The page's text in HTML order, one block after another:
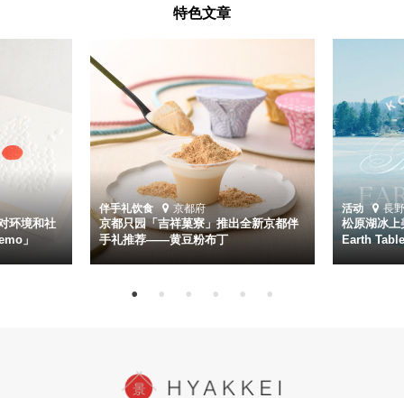
特色文章
环境和社
」
伴手礼饮食 京都府
京都只园「吉祥菓寮」推出全新京都伴
手礼推荐——黄豆粉布丁
活动 長
松原湖冰
Earth